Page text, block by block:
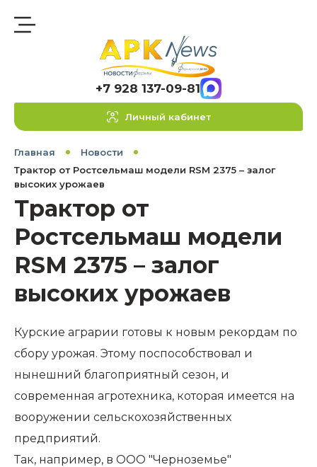
+7 928 137-09-81
Личный кабинет
Главная
Новости
Трактор от Ростсельмаш модели RSM 2375 – залог
высоких урожаев
Трактор от
Ростсельмаш модели
RSM 2375 – залог
высоких урожаев
Курские аграрии готовы к новым рекордам по
сбору урожая. Этому поспособствовал и
нынешний благоприятный сезон, и
современная агротехника, которая имеется на
вооружении сельскохозяйственных
предприятий.
Так, например, в ООО "Черноземье"